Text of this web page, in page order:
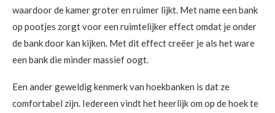
waardoor de kamer groter en ruimer lijkt. Met name een bank
op pootjes zorgt voor een ruimtelijker effect omdat je onder
de bank door kan kijken. Met dit effect creëer je als het ware
een bank die minder massief oogt.
Een ander geweldig kenmerk van hoekbanken is dat ze
comfortabel zijn. Iedereen vindt het heerlijk om op de hoek te